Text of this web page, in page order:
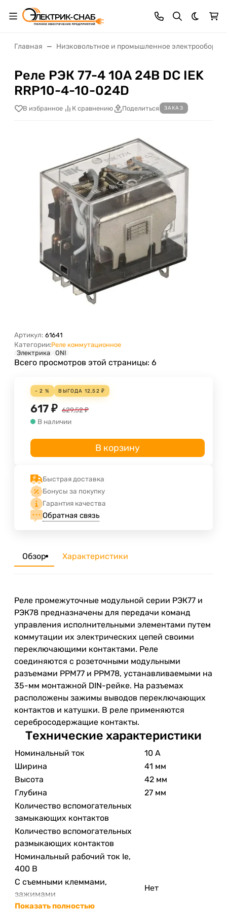
Темная
Главная Низковольтное и промышленное
Реле РЭК 77-4 10А 24В DC IEK
RRP10-4-10-024D
В избранное К сравнению Поделиться ЗАКАЗ
Артикул: 61641
Категории:Реле коммутационное
Электрика
ONI
Всего просмотров этой страницы: 6
- 2 % ВЫГОДА 12,52 ₽
617 ₽ 629,52₽
В наличии
В корзину
Быстрая доставка
Бонусы за покупку
Гарантия качества
Обратная связь
Обзор Характеристики
Реле промежуточные модульной серии РЭК77 и
РЭК78 предназначены для передачи команд
управления исполнительными элементами путем
коммутации их электрических цепей своими
переключающими контактами. Реле
соединяются с розеточными модульными
разъемами РРМ77 и РРМ78, устанавливаемыми на
35-мм монтажной DIN-рейке. На разъемах
расположены зажимы выводов переключающих
контактов и катушки. В реле применяются
серебросодержащие контакты.
Технические характеристики
Номинальный ток
10 А
Ширина
41 мм
Высота
42 мм
Глубина
27 мм
Количество вспомогательных
замыкающих контактов
Количество вспомогательных
размыкающих контактов
Номинальный рабочий ток Ie,
400 В
С съемными клеммами,
зажимами
Нет
Показать полностью